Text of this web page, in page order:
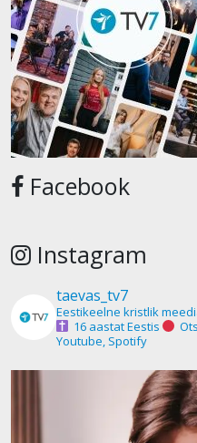
Facebook
Instagram
taevas_tv7
Eestikeelne kristlik
16 aastat Eestis
Youtube, Spotify